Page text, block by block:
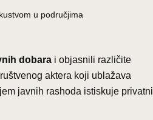
u područjima
dobara i objasnili različite
aktera koji ublažava
javnih rashoda istiskuje privatni